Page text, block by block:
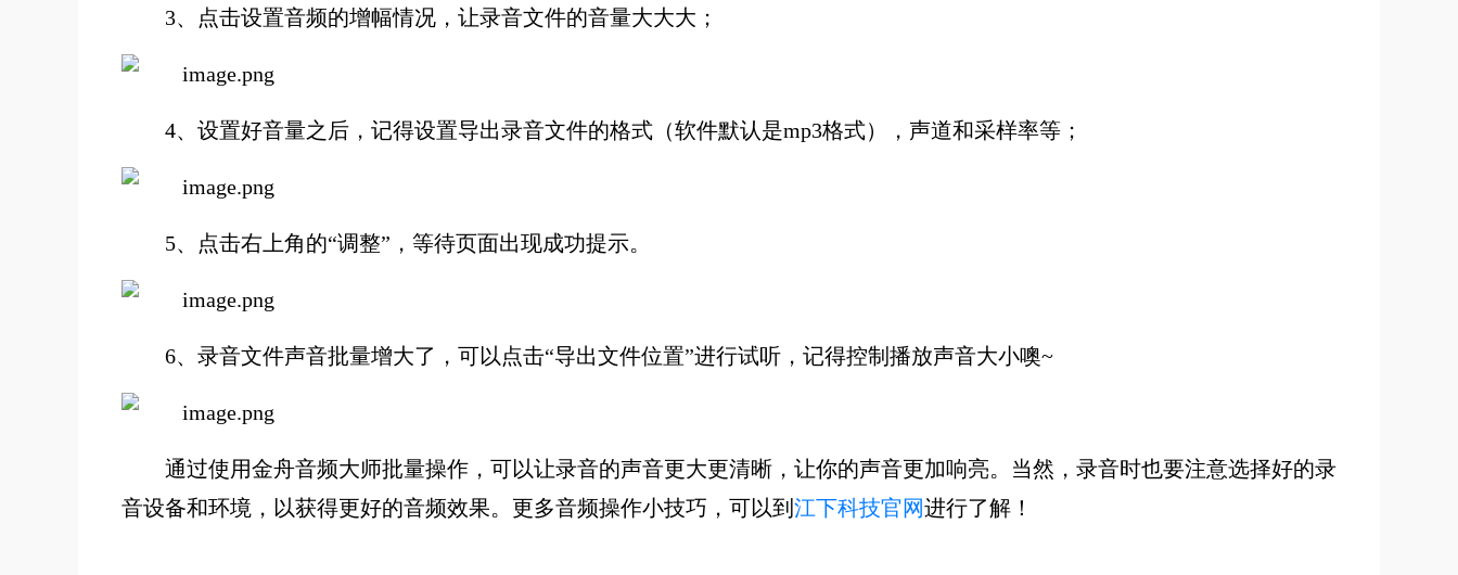
3、点击设置音频的增幅情况，让录音文件的音量大大大；
4、设置好音量之后，记得设置导出录音文件的格式（软件默认是mp3格式），声道和采样率等；
5、点击右上角的“调整”，等待页面出现成功提示。
6、 录音文件声音批量增大了，可以点击“导出文件位置”进行试听，记得控制播放声音大小噢~
通过使用金舟音频大师批量操作，可以让录音的声音更大更清晰，让你的声音更加响亮。当然，录音时也要注意选择好的录
音设备和环境，以获得更好的音频效果。更多音频操作小技巧，可以到 江下科技官网进行了解！